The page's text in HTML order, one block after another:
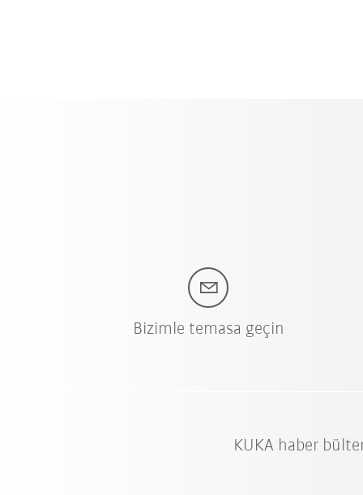
Bizimle temasa geçin
KUKA haber